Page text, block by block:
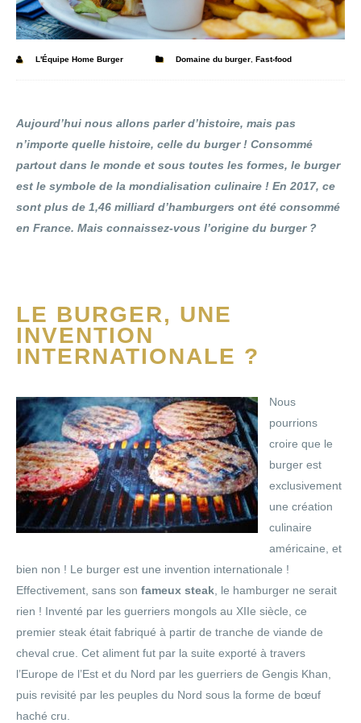
L'Équipe Home Burger Domaine du burger Fast-food
Aujourd’hui nous allons parler d’histoire, mais pas
n’importe quelle histoire, celle du burger ! Consommé
partout dans le monde et sous toutes les formes, le burger
est le symbole de la mondialisation culinaire ! En 2017, ce
sont plus de 1,46 milliard d’hamburgers ont été consommé
en France. Mais connaissez-vous l’origine du burger ?
LE BURGER, UNE
INVENTION
INTERNATIONALE ?
Nous
pourrions
croire que le
burger est
exclusivement
une création
culinaire
américaine, et
bien non ! Le burger est une invention internationale !
Effectivement, sans son fameux steak , le hamburger ne serait
rien ! Inventé par les guerriers mongols au XIIe siècle, ce
premier steak était fabriqué à partir de tranche de viande de
cheval crue. Cet aliment fut par la suite exporté à travers
l’Europe de l’Est et du Nord par les guerriers de Gengis Khan,
puis revisité par les peuples du Nord sous la forme de bœuf
haché cru.